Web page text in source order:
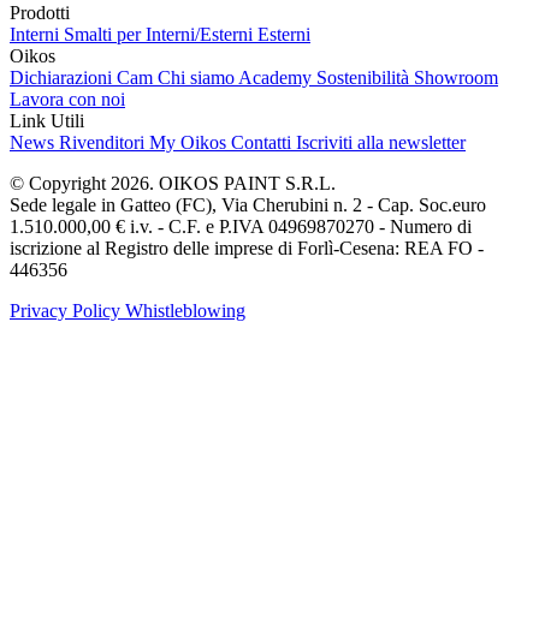
Prodotti
Interni Smalti per Interni/Esterni Esterni
Oikos
Dichiarazioni Cam Chi siamo Academy Sostenibilità Showroom
Lavora con noi
Link Utili
News Rivenditori My Oikos Contatti Iscriviti alla newsletter
© Copyright 2026. OIKOS PAINT S.R.L.
Sede legale in Gatteo (FC), Via Cherubini n. 2 - Cap. Soc.euro
1.510.000,00 € i.v. - C.F. e P.IVA 04969870270 - Numero di
iscrizione al Registro delle imprese di Forlì-Cesena: REA FO -
446356
Privacy Policy Whistleblowing